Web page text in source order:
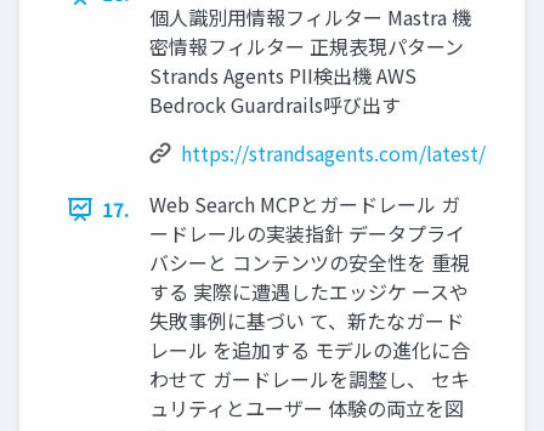
個人識別用情報フィルター Mastra 機
密情報フィルター 正規表現パターン
Strands Agents PII検出機 AWS
Bedrock Guardrails呼び出す
https://strandsagents.com/latest/
17.
Web Search MCPとガードレール ガ
ードレールの実装指針 データプライ
バシーと コンテンツの安全性を 重視
する 実際に遭遇したエッジケ ースや
失敗事例に基づい て、新たなガード
レール を追加する モデルの進化に合
わせて ガードレールを調整し、 セキ
ュリティとユーザー 体験の両立を図